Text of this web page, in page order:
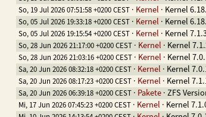
So, 19 Jul 2026 07:51:58 +0200 CEST · Kernel · Kernel
So, 05 Jul 2026 19:33:18 +0200 CEST · Kernel · Kernel
So, 05 Jul 2026 19:15:54 +0200 CEST · Kernel · Kernel
So, 28 Jun 2026 21:17:00 +0200 CEST · Kernel · Kernel
So, 28 Jun 2026 21:03:16 +0200 CEST · Kernel · Kernel
Sa, 20 Jun 2026 08:32:18 +0200 CEST · Kernel · Kernel
Sa, 20 Jun 2026 08:17:23 +0200 CEST · Kernel · Kernel
Sa, 20 Jun 2026 06:39:18 +0200 CEST · Pakete · ZFS
Mi, 17 Jun 2026 07:45:23 +0200 CEST · Kernel · Kernel